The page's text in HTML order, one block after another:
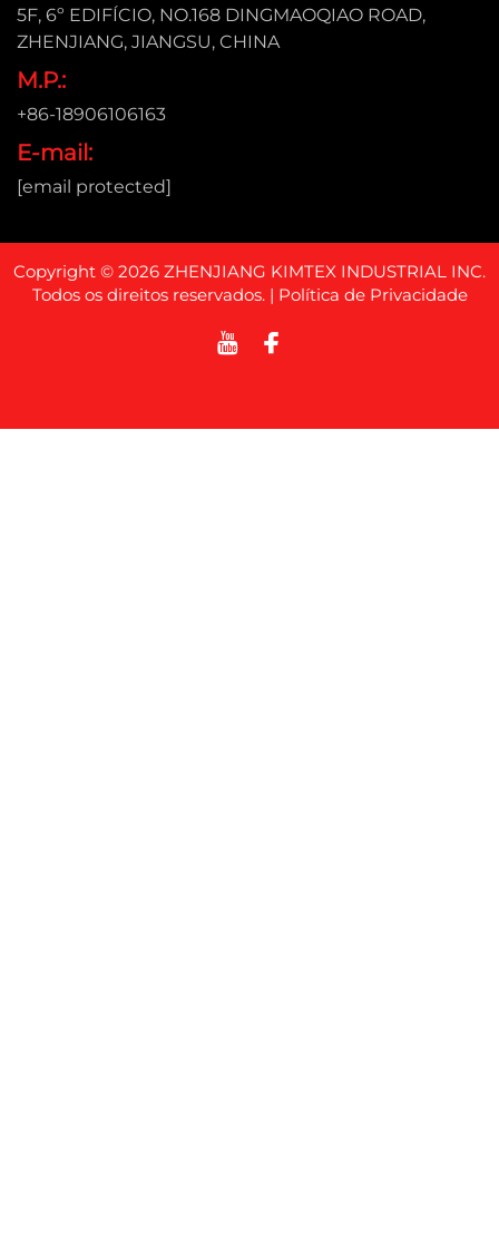
5F, 6º EDIFÍCIO, NO.168 DINGMAOQIAO ROAD,
ZHENJIANG, JIANGSU, CHINA
M.P.:
+86-18906106163
E-mail:
[email protected]
Copyright © 2026 ZHENJIANG KIMTEX INDUSTRIAL INC.
Todos os direitos reservados. | Política de Privacidade